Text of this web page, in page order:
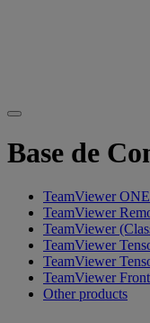
Base de
TeamViewer ONE
TeamViewer
TeamViewer
TeamViewer
TeamViewer
TeamViewer
Other products